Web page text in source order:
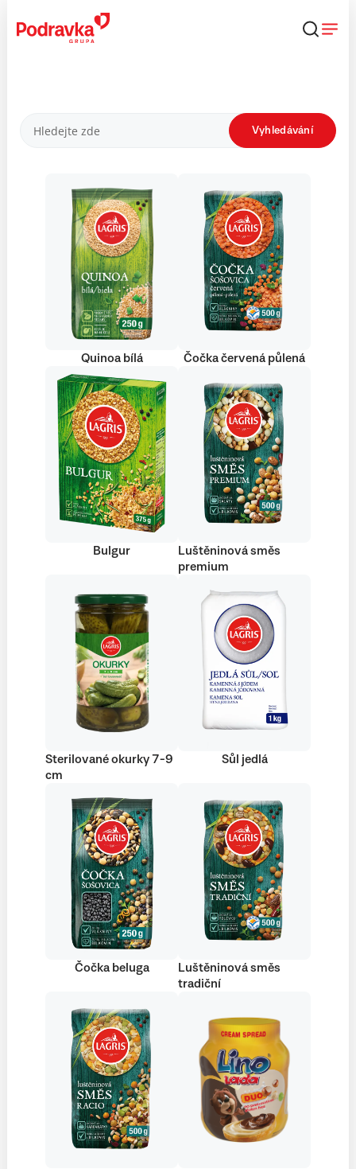
obsahu
Produkty Vyhledávání
Quinoa bílá Čočka červená půlená
Bulgur
Luštěninová směs
premium
Sterilované okurky 7-9
cm
Sůl jedlá
Čočka beluga
Luštěninová směs
tradiční